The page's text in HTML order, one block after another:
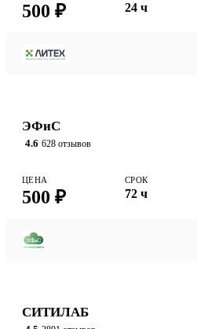
500 ₽ 24 ч
ЭФиС
4.6 628 отзывов
ЦЕНА
500 ₽
СРОК
72 ч
СИТИЛАБ